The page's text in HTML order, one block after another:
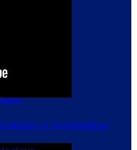
et d'orientation